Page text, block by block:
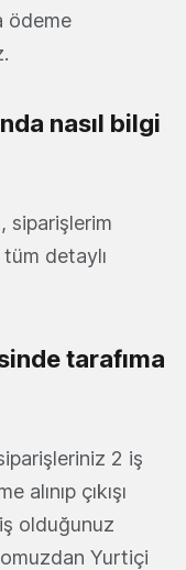
ödeme
nasıl bilgi
siparişlerim
detaylı
tarafıma
2 iş
alınıp çıkışı
olduğunuz
Yurtiçi